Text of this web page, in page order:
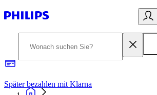
Später bezahlen mit Klarna